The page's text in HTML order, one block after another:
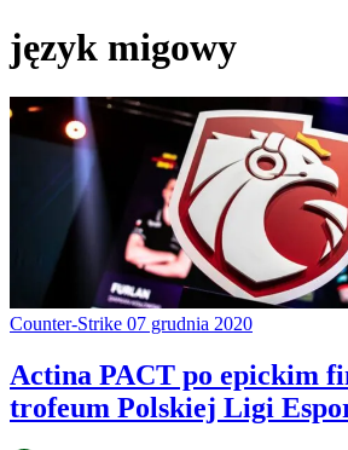
język migowy
Counter-Strike 07 grudnia 2020
Actina PACT po epickim
trofeum Polskiej Ligi